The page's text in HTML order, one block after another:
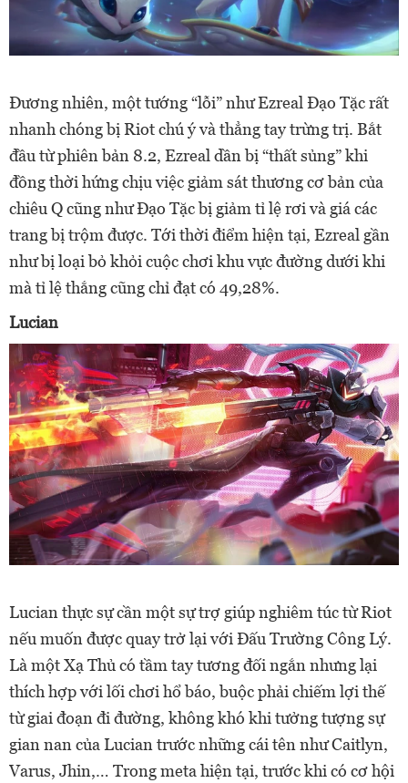
Đương nhiên, một tướng “lỗi” như Ezreal Đạo Tặc rất
nhanh chóng bị Riot chú ý và thẳng tay trừng trị. Bắt
đầu từ phiên bản 8.2, Ezreal dần bị “thất sủng” khi
đồng thời hứng chịu việc giảm sát thương cơ bản của
chiêu Q cũng như Đạo Tặc bị giảm tỉ lệ rơi và giá các
trang bị trộm được. Tới thời điểm hiện tại, Ezreal gần
như bị loại bỏ khỏi cuộc chơi khu vực đường dưới khi
mà tỉ lệ thắng cũng chỉ đạt có 49,28%.
Lucian
Lucian thực sự cần một sự trợ giúp nghiêm túc từ Riot
nếu muốn được quay trở lại với Đấu Trường Công Lý.
Là một Xạ Thủ có tầm tay tương đối ngắn nhưng lại
thích hợp với lối chơi hổ báo, buộc phải chiếm lợi thế
từ giai đoạn đi đường, không khó khi tưởng tượng sự
gian nan của Lucian trước những cái tên như Caitlyn,
Varus, Jhin,… Trong meta hiện tại, trước khi có cơ hội